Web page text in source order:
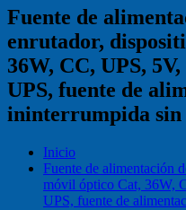
Fuente de
enrutador,
36W, CC, UPS, 5V,
UPS, fuente de
ininterrumpida sin
Inicio
Fuente de alimentación
móvil óptico Cat, 36W,
UPS, fuente de